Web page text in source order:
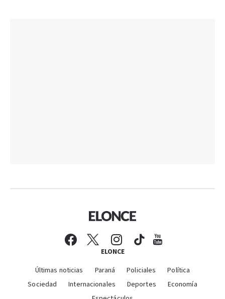
ELONCE
Últimas noticias Paraná Policiales
Política
Sociedad
Internacionales Deportes
Economía